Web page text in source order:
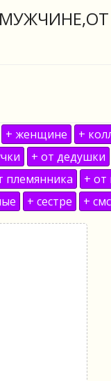
+ женщине +
+ от дедушки
племянника +
+ сестре + смс